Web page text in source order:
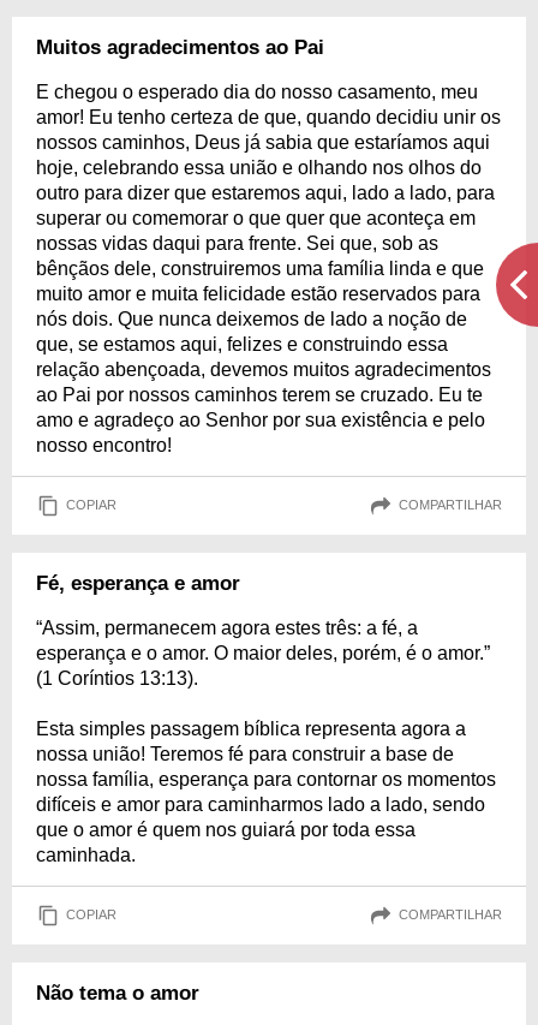
Muitos agradecimentos ao Pai
E chegou o esperado dia do nosso casamento, meu
amor! Eu tenho certeza de que, quando decidiu unir os
nossos caminhos, Deus já sabia que estaríamos aqui
hoje, celebrando essa união e olhando nos olhos do
outro para dizer que estaremos aqui, lado a lado, para
superar ou comemorar o que quer que aconteça em
nossas vidas daqui para frente. Sei que, sob as
bênçãos dele, construiremos uma família linda e que
muito amor e muita felicidade estão reservados para
nós dois. Que nunca deixemos de lado a noção de
que, se estamos aqui, felizes e construindo essa
relação abençoada, devemos muitos agradecimentos
ao Pai por nossos caminhos terem se cruzado. Eu te
amo e agradeço ao Senhor por sua existência e pelo
nosso encontro!
COPIAR COMPARTILHAR
Fé, esperança e amor
“Assim, permanecem agora estes três: a fé, a
esperança e o amor. O maior deles, porém, é o amor.”
(1 Coríntios 13:13).
Esta simples passagem bíblica representa agora a
nossa união! Teremos fé para construir a base de
nossa família, esperança para contornar os momentos
difíceis e amor para caminharmos lado a lado, sendo
que o amor é quem nos guiará por toda essa
caminhada.
COPIAR COMPARTILHAR
Não tema o amor